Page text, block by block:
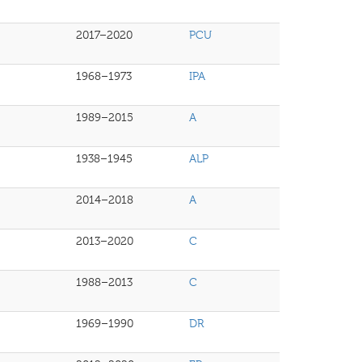
2017–2020 PCU
1968–1973 IPA
1989–2015 A
1938–1945 ALP
2014–2018 A
2013–2020 C
1988–2013 C
1969–1990 DR